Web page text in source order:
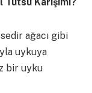
ağacı gibi
uykuya
bir uyku